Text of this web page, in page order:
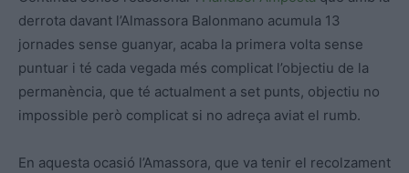
derrota davant l’Almassora Balonmano acumula 13
jornades sense guanyar, acaba la primera volta sense
puntuar i té cada vegada més complicat l’objectiu de la
permanència, que té actualment a set punts, objectiu no
impossible però complicat si no adreça aviat el rumb.
En aquesta ocasió l’Amassora, que va tenir el recolzament